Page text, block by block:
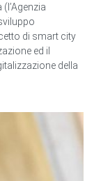
di smart city
ed il
della